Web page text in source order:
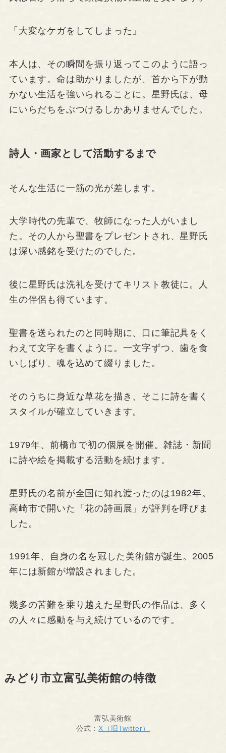
「大変なケガをしてしまった」
本人は、その瞬間を振り返ってこのように語っ
ています。命は助かりましたが、首から下が動
かない生活を強いられることに。星野氏は、母
にいらだちをぶつけるしかありませんでした。
詩人・画家として活動するまで
そんな生活に一筋の光が差します。
大学時代の先輩で、牧師になった人がいまし
た。その人から聖書をプレゼントされ、星野氏
は深い感銘を受けたのでした。
後に星野氏は洗礼を受けてキリスト教徒に。人
生の伴侶も得ています。
聖書を送られたのと同時期に、口に筆記具をく
わえて文字を書くように。一文字ずつ、歯を食
いしばり、魂を込めて綴りました。
そのうちに身近な草花を描き、そこに詩を書く
スタイルが確立していきます。
1979年、前橋市で初の個展を開催。雑誌・新聞
に詩や絵を掲載する活動を続けます。
星野氏の名前が全国に知れ渡ったのは1982年。
高崎市で開いた「花の詩画展」が評判を呼びま
した。
1991年、自身の名を冠した美術館が誕生。2005
年には新館が増設されました。
幾多の苦難を乗り越えた星野氏の作品は、多く
の人々に感動を与え続けているのです。
みどり市立富弘美術館の特徴
富弘美術館
公式：X（旧Twitter）